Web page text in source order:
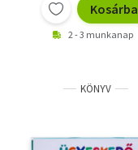
Kosárba
2 - 3 munkanap
KÖNYV